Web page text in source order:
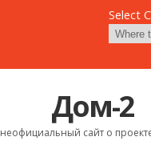
Select
Дом-2
неофициальный сайт о